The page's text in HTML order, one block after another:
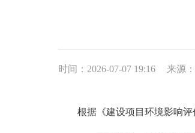
时间：2026-07-07 19:16 来源
根据《建设项目环境影响